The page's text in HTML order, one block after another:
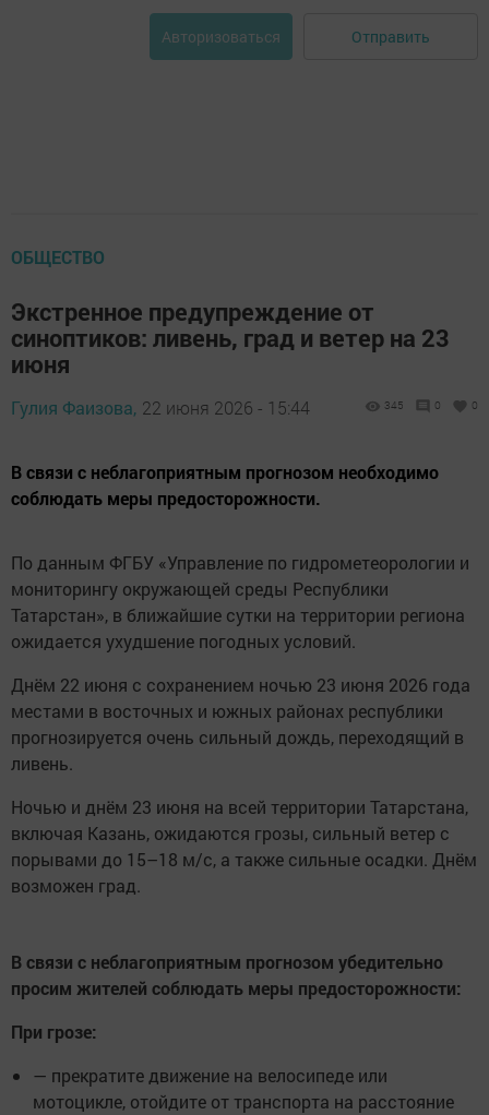
Авторизоваться Отправить
ОБЩЕСТВО
Экстренное предупреждение от
синоптиков: ливень, град и ветер на 23
июня
Гулия Фаизова, 22 июня 2026 - 15:44 345 0 0
В связи с неблагоприятным прогнозом необходимо
соблюдать меры предосторожности.
По данным ФГБУ «Управление по гидрометеорологии и
мониторингу окружающей среды Республики
Татарстан», в ближайшие сутки на территории региона
ожидается ухудшение погодных условий.
Днём 22 июня с сохранением ночью 23 июня 2026 года
местами в восточных и южных районах республики
прогнозируется очень сильный дождь, переходящий в
ливень.
Ночью и днём 23 июня на всей территории Татарстана,
включая Казань, ожидаются грозы, сильный ветер с
порывами до 15–18 м/с, а также сильные осадки. Днём
возможен град.
В связи с неблагоприятным прогнозом убедительно
просим жителей соблюдать меры предосторожности:
При грозе:
— прекратите движение на велосипеде или
мотоцикле, отойдите от транспорта на расстояние